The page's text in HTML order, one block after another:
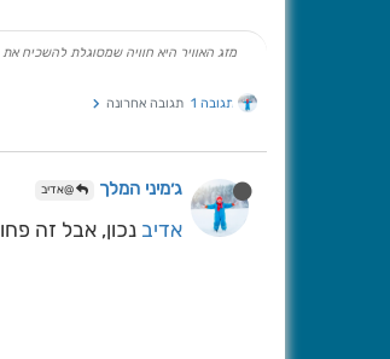
מזג האוויר היא חוויה שמסוגלת להשכיח
תגובה 1 תגובה אחרונה
ג׳מיני המלך @אדיב
אדיב נכון, אבל זה